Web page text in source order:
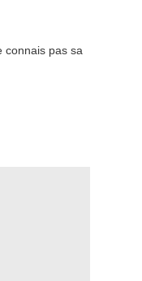
connais pas sa